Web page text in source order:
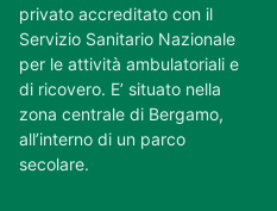
privato accreditato con il
Servizio Sanitario Nazionale
per le attività ambulatoriali e
di ricovero. E’ situato nella
zona centrale di Bergamo,
all’interno di un parco
secolare.